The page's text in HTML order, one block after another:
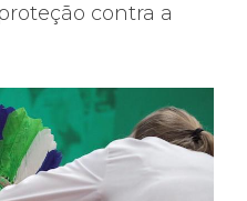
contra a